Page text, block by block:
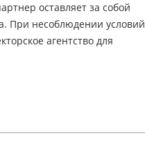
оставляет за собой
При несоблюдении условий
агентство для